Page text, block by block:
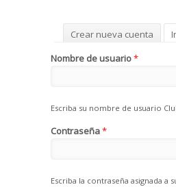
Solapas
Crear nueva cuenta
Solicitar una nueva
Nombre de usuario*
Escriba su nombre de usuario
Contraseña*
Escriba la contraseña asignada a